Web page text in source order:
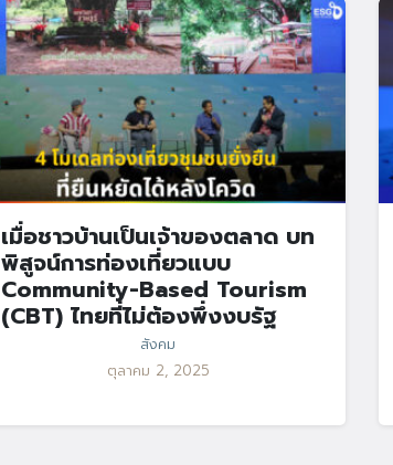
เมื่อชาวบ้านเป็นเจ้าของตลาด บท
พิสูจน์การท่องเที่ยวแบบ
Community-Based Tourism
(CBT) ไทยที่ไม่ต้องพึ่งงบรัฐ
สังคม
ตุลาคม 2, 2025